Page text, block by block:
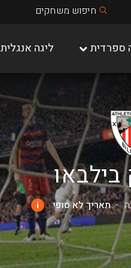
חיפוש משחקים
ספרדית ליגה אנגלית
תאריך לא סופי i